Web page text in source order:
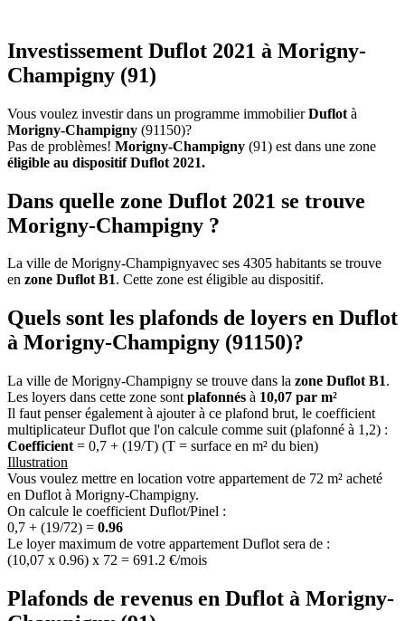
Investissement Duflot 2021 à Morigny-
Champigny (91)
Vous voulez investir dans un programme immobilierDuflot à
Morigny-Champigny (91150)?
Pas de problèmes! Morigny-Champigny (91) est dans une zone
éligible au dispositif Duflot 2021.
Dans quelle zone Duflot 2021 se trouve
Morigny-Champigny ?
La ville de Morigny-Champignyavec ses 4305 habitants se trouve
en zone Duflot B1. Cette zone est éligible au dispositif.
Quels sont les plafonds de loyers en Duflot
à Morigny-Champigny (91150)?
La ville de Morigny-Champigny se trouve dans la zone Duflot B1.
Les loyers dans cette zone sont plafonnés à 10,07 par m²
Il faut penser également à ajouter à ce plafond brut, le coefficient
multiplicateur Duflot que l'on calcule comme suit (plafonné à 1,2) :
Coefficient = 0,7 + (19/T) (T = surface en m² du bien)
Illustration
Vous voulez mettre en location votre appartement de 72 m² acheté
en Duflot à Morigny-Champigny.
On calcule le coefficient Duflot/Pinel :
0,7 + (19/72) = 0.96
Le loyer maximum de votre appartement Duflot sera de :
(10,07 x 0.96) x 72 = 691.2 €/mois
Plafonds de revenus en Duflot à Morigny-